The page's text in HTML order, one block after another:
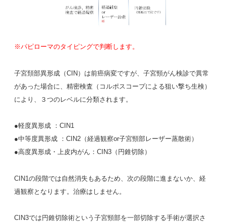
※パピローマのタイピングで判断します。
子宮頚部異形成（CIN）は前癌病変ですが、子宮頸がん検診で異常
があった場合に、精密検査（コルポスコープによる狙い撃ち生検）
により、３つのレベルに分類されます。
●軽度異形成 ：CIN1
●中等度異形成 ：CIN2（経過観察or子宮頸部レーザー蒸散術）
●高度異形成・上皮内がん：CIN3（円錐切除）
CIN1の段階では自然消失もあるため、次の段階に進まないか、経
過観察となります。治療はしません。
CIN3では円錐切除術という子宮頸部を一部切除する手術が選択さ